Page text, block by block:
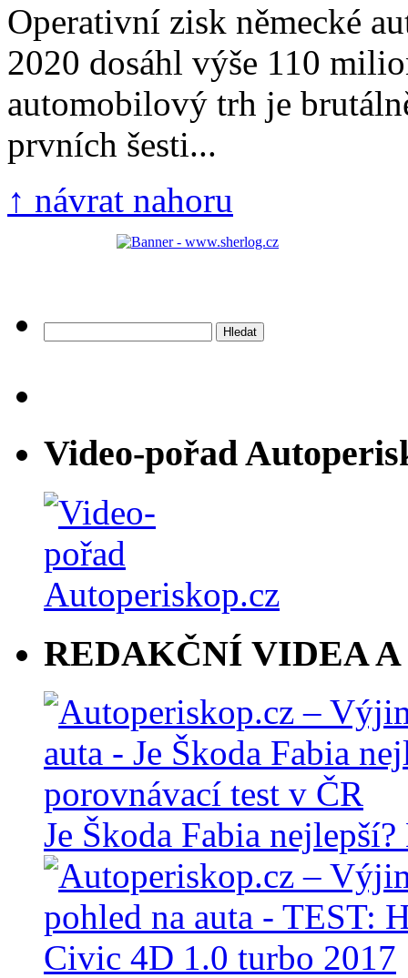
Operativní zisk německé
2020 dosáhl výše 110
automobilový trh je
prvních šesti...
↑ návrat nahoru
Video-pořad
REDAKČNÍ VIDEA A
Je Škoda Fabia